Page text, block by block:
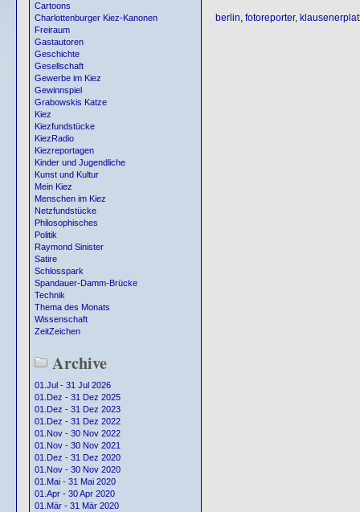
Cartoons
Charlottenburger Kiez-Kanonen
Freiraum
Gastautoren
Geschichte
Gesellschaft
Gewerbe im Kiez
Gewinnspiel
Grabowskis Katze
Kiez
Kiezfundstücke
KiezRadio
Kiezreportagen
Kinder und Jugendliche
Kunst und Kultur
Mein Kiez
Menschen im Kiez
Netzfundstücke
Philosophisches
Politik
Raymond Sinister
Satire
Schlosspark
Spandauer-Damm-Brücke
Technik
Thema des Monats
Wissenschaft
ZeitZeichen
Archive
01.Jul - 31 Jul 2026
01.Dez - 31 Dez 2025
01.Dez - 31 Dez 2023
01.Dez - 31 Dez 2022
01.Nov - 30 Nov 2022
01.Nov - 30 Nov 2021
01.Dez - 31 Dez 2020
01.Nov - 30 Nov 2020
01.Mai - 31 Mai 2020
01.Apr - 30 Apr 2020
01.Mär - 31 Mär 2020
berlin fotoreporter,